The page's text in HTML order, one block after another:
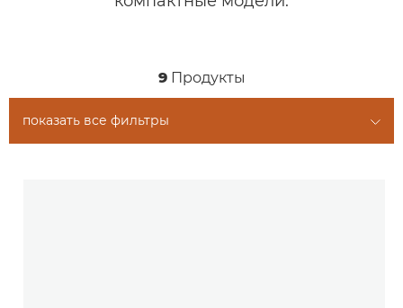
9 Продукты
показать все фильтры